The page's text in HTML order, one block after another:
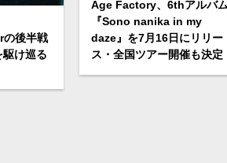
後半戦
駆け巡る
Age Factory、6thアルバ
『Sono nanika in my
daze』を7月16日にリリー
ス・全国ツアー開催も決定